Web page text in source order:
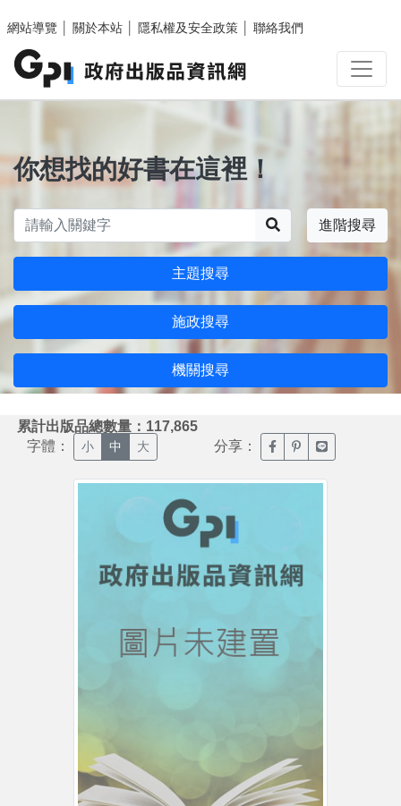
網站導覽
關於本站 隱私權及安全政策 聯絡我們
你想找的好書在這裡！
進階搜尋
主題搜尋
施政搜尋
機關搜尋
累計出版品總數量：117,865
字體： 小 中 大 分享： 臉書分享(另開新視窗)
噗浪分享(另開新
Line分享(另